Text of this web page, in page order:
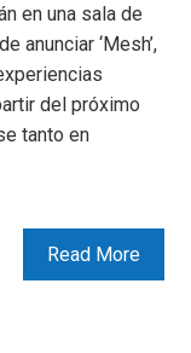
en una sala de
anunciar ‘Mesh’,
del próximo
tanto en
Read More